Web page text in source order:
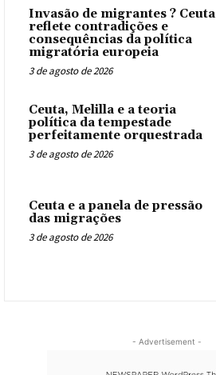
Invasão de migrantes ? Ceuta
reflete contradições e
consequências da política
migratória europeia
3 de agosto de 2026
Ceuta, Melilla e a teoria
política da tempestade
perfeitamente orquestrada
3 de agosto de 2026
Ceuta e a panela de pressão
das migrações
3 de agosto de 2026
- Advertisement -